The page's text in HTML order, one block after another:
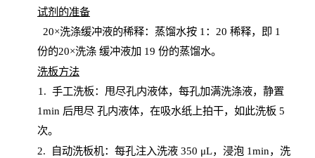
试剂的准备
20×洗涤缓冲液的稀释：蒸馏水按 1：20 稀释，即 1
份的20×洗涤 缓冲液加 19 份的蒸馏水。
洗板方法
1. 手工洗板：甩尽孔内液体，每孔加满洗涤液，静置
1min 后甩尽 孔内液体，在吸水纸上拍干，如此洗板 5
次。
2.
自动洗板机：每孔注入洗液 350 μL，浸泡 1min，洗